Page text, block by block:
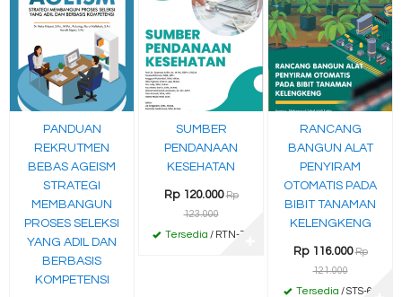
PANDUAN
REKRUTMEN
BEBAS AGEISM
STRATEGI
MEMBANGUN
PROSES SELEKSI
YANG ADIL DAN
BERBASIS
KOMPETENSI
SUMBER
PENDANAAN
KESEHATAN
Rp 120.000 Rp
123.000
Tersedia / RTN-75
RANCANG
BANGUN ALAT
PENYIRAM
OTOMATIS PADA
BIBIT TANAMAN
KELENGKENG
Rp 116.000 Rp
121.000
Tersedia / STS-61